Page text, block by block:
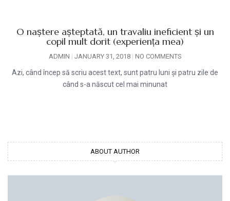
O naștere așteptată, un travaliu ineficient și un
copil mult dorit (experiența mea)
ADMIN JANUARY 31, 2018 NO COMMENTS
Azi, când încep să scriu acest text, sunt patru luni și patru zile de
când s-a născut cel mai minunat
ABOUT AUTHOR